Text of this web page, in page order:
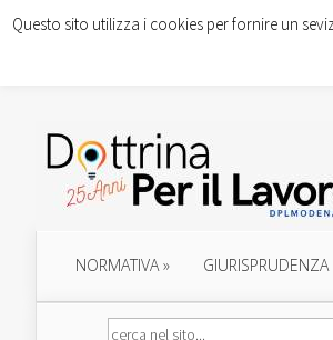
NORMATIVA» GIURISPRUDENZA
Questo sito utilizza i cookies per fornire un